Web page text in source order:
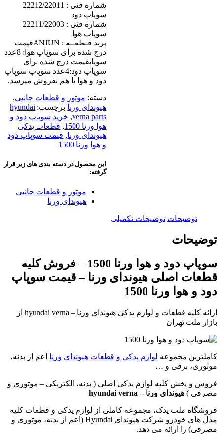
شماره فنی : 22212/22011
سوپاپ دود
شماره فنی : 22211/22003
سوپاپ هوا
برند قـطعــه : ANJUNقیمت
درج شده برای سوپاپ هوا: 8عدد
سوپاپقیمت درج شده برای
سوپاپ دود:4عدد سوپاپ سوپاپ
دود و هوا با هم بفروش میرسد.
دسته: موتور و قطعات جانبی,
هیوندای ورنا برچسب: hyundai
verna parts
, خرید سوپاپ دود و
هوا ورنا 1500
, قطعات یدکی
هیوندای ورنا, قیمت سوپاپ دود
و هوا ورنا 1500
این محصول در دسته بندی های زیر قرار
گرفته:
موتور و قطعات جانبی
هیوندای ورنا
توضیحات توضیحات تکمیلی
توضیحات
سوپاپ دود و هوا ورنا 1500 – فروش کلیه
قطعات اصلی هیوندای ورنا – قیمت سوپاپ
دود و هوا ورنا 1500
ارائه کلیه قطعات و لوازم یدکی هیوندای ورنا – hyundai verna از
بازار ملت تهران
کاملترین مجموعه لوازم یدکی و قطعات هیوندای ورنا اعم از بدنه،
موتوری، برقی و …
فروش و پخش کلیه لوازم یدکی اصلی ( بدنه، الکتریکی – موتوری و
مصرفی ) هیوندای ورنا – hyundai verna
فروشگاه ملت یدک، مجموعه کاملی از لوازم یدکی و قطعات کلیه
مدل های خودرو شرکت هیوندای Hyundai (اعم از بدنه، موتوری و
مصرفی) را ارائه می دهد.